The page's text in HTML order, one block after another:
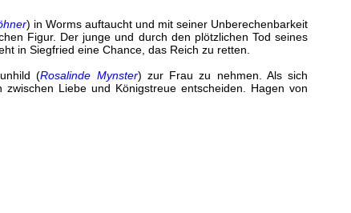
) in Worms auftaucht und mit seiner Unberechenbarkeit
Figur. Der junge und durch den plötzlichen Tod seines
in Siegfried eine Chance, das Reich zu retten.
(Rosalinde Mynster) zur Frau zu nehmen. Als sich
Liebe und Königstreue entscheiden. Hagen von